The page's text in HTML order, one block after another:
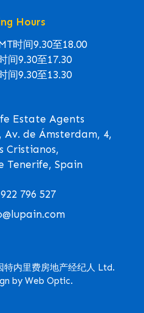
Hours
时间9.30至18.00
间9.30至17.30
间9.30至13.30
Estate Agents
Av. de Ámsterdam, 4,
Cristianos,
Tenerife, Spain
796 527
内里费房地产经纪人 Ltd.
by Web Optic.